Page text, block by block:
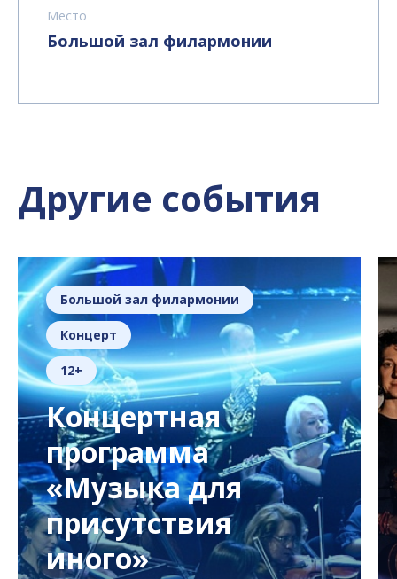
Место
Большой зал филармонии
Другие события
Большой зал филармонии
Концерт
12+
Концертная
программа
«Музыка для
присутствия
иного»